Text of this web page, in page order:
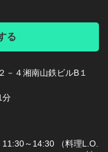
る
－４湘南山鉄ビルB１
分
～14:30 （料理L.O.